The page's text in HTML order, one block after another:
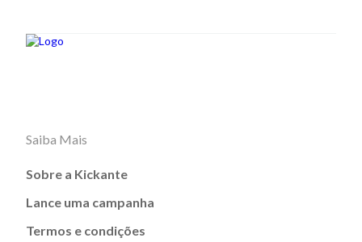
Saiba Mais
Sobre a Kickante
Lance uma campanha
Termos e condições